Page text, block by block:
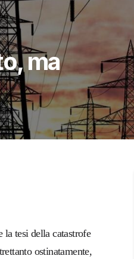
ma
la tesi della catastrofe
ostinatamente,